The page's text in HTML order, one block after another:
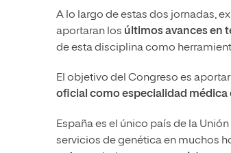
A lo largo de estas dos jornadas,
aportaran los últimos avances en
de esta disciplina como
El objetivo del Congreso es aportar
oficial como especialidad médica
España es el único país de la
servicios de genética en muchos